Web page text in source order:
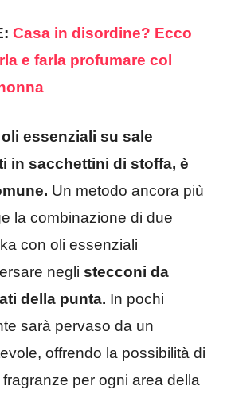
Casa in disordine? Ecco
e farla profumare col
essenziali su sale
in sacchettini di stoffa, è
Un metodo ancora più
la combinazione di due
con oli essenziali
negli stecconi da
della punta. In pochi
sarà pervaso da un
offrendo la possibilità di
per ogni area della